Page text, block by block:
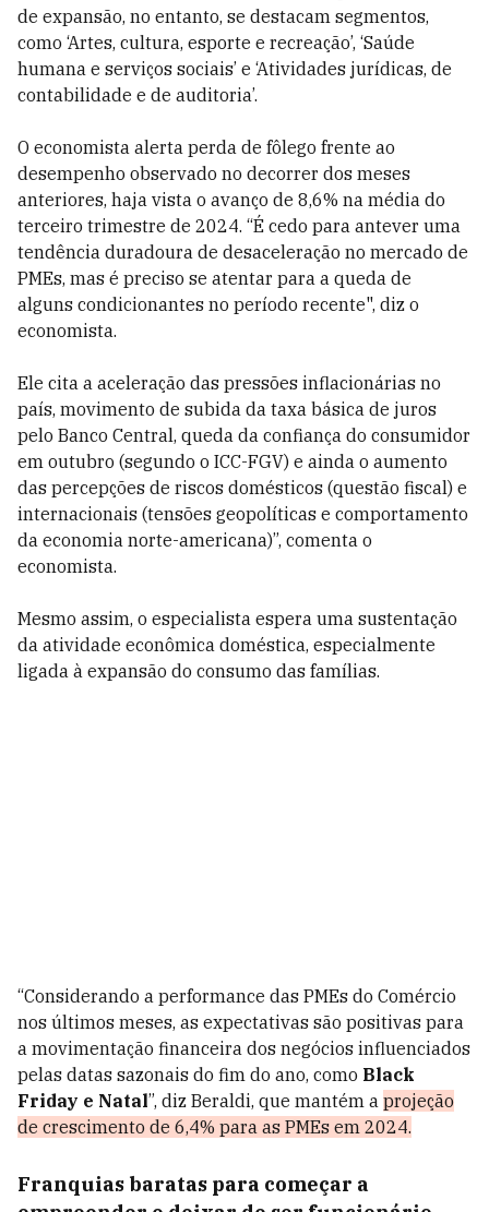
de expansão, no entanto, se destacam segmentos,
como ‘Artes, cultura, esporte e recreação’, ‘Saúde
humana e serviços sociais’ e ‘Atividades jurídicas, de
contabilidade e de auditoria’.
O economista alerta perda de fôlego frente ao
desempenho observado no decorrer dos meses
anteriores, haja vista o avanço de 8,6% na média do
terceiro trimestre de 2024. “É cedo para antever uma
tendência duradoura de desaceleração no mercado de
PMEs, mas é preciso se atentar para a queda de
alguns condicionantes no período recente", diz o
economista.
Ele cita a aceleração das pressões inflacionárias no
país, movimento de subida da taxa básica de juros
pelo Banco Central, queda da confiança do consumidor
em outubro (segundo o ICC-FGV) e ainda o aumento
das percepções de riscos domésticos (questão fiscal) e
internacionais (tensões geopolíticas e comportamento
da economia norte-americana)”, comenta o
economista.
Mesmo assim, o especialista espera uma sustentação
da atividade econômica doméstica, especialmente
ligada à expansão do consumo das famílias.
“Considerando a performance das PMEs do Comércio
nos últimos meses, as expectativas são positivas para
a movimentação financeira dos negócios influenciados
pelas datas sazonais do fim do ano, como Black
Friday e Natal”, diz Beraldi, que mantém a projeção
de crescimento de 6,4% para as PMEs em 2024.
Franquias baratas para começar a